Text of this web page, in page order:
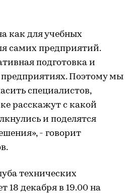
как для учебных
самих предприятий.
подготовка и
Поэтому мы
специалистов,
расскажут с какой
и поделятся
- говорит
технических
18 декабря в 19.00 на